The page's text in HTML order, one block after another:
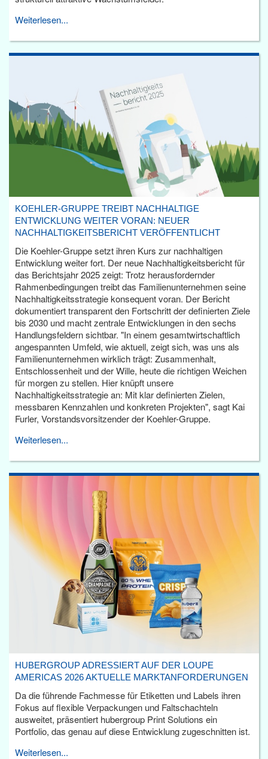
Weiterlesen...
KOEHLER-GRUPPE TREIBT NACHHALTIGE
ENTWICKLUNG WEITER VORAN: NEUER
NACHHALTIGKEITSBERICHT VERÖFFENTLICHT
Die Koehler-Gruppe setzt ihren Kurs zur nachhaltigen
Entwicklung weiter fort. Der neue Nachhaltigkeitsbericht für
das Berichtsjahr 2025 zeigt: Trotz herausfordernder
Rahmenbedingungen treibt das Familienunternehmen seine
Nachhaltigkeitsstrategie konsequent voran. Der Bericht
dokumentiert transparent den Fortschritt der definierten Ziele
bis 2030 und macht zentrale Entwicklungen in den sechs
Handlungsfeldern sichtbar. "In einem gesamtwirtschaftlich
angespannten Umfeld, wie aktuell, zeigt sich, was uns als
Familienunternehmen wirklich trägt: Zusammenhalt,
Entschlossenheit und der Wille, heute die richtigen Weichen
für morgen zu stellen. Hier knüpft unsere
Nachhaltigkeitsstrategie an: Mit klar definierten Zielen,
messbaren Kennzahlen und konkreten Projekten", sagt Kai
Furler, Vorstandsvorsitzender der Koehler-Gruppe.
Weiterlesen...
HUBERGROUP ADRESSIERT AUF DER LOUPE
AMERICAS 2026 AKTUELLE MARKTANFORDERUNGEN
Da die führende Fachmesse für Etiketten und Labels ihren
Fokus auf flexible Verpackungen und Faltschachteln
ausweitet, präsentiert hubergroup Print Solutions ein
Portfolio, das genau auf diese Entwicklung zugeschnitten ist.
Weiterlesen...